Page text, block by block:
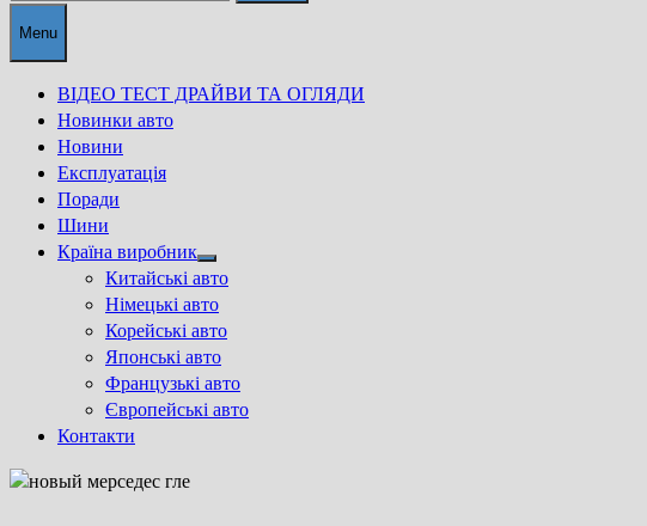
Menu
ВІДЕО ТЕСТ ДРАЙВИ ТА ОГЛЯДИ
Новинки авто
Новини
Експлуатація
Поради
Шини
Країна виробник
Show
sub
menu
Китайські авто
Німецькі авто
Корейські авто
Японські авто
Французькі авто
Європейські авто
Контакти